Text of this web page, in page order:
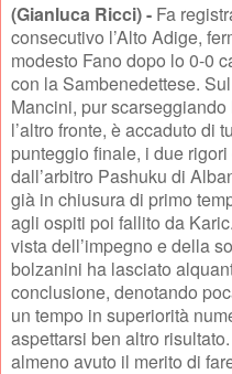
(Gianluca Ricci) - Fa
consecutivo l’Alto Adige,
modesto Fano dopo lo 0-0
con la Sambenedettese.
Mancini, pur
l’altro fronte, è accaduto di
punteggio finale, i due
dall’arbitro Pashuku di
già in chiusura di primo
agli ospiti poi fallito da
vista dell’impegno e della
bolzanini ha lasciato
conclusione, denotando
un tempo in superiorità
aspettarsi ben altro
almeno avuto il merito di